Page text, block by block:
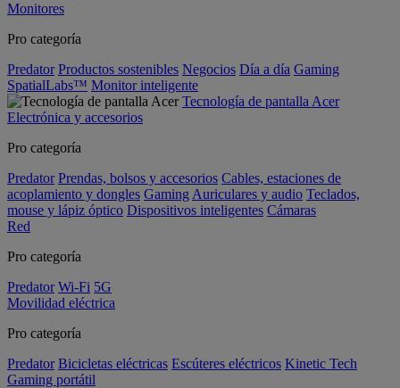
Monitores
Pro categoría
Predator Productos sostenibles Negocios Día a día Gaming
SpatialLabs™ Monitor inteligente
Tecnología de pantalla Acer
Electrónica y accesorios
Pro categoría
Predator Prendas, bolsos y accesorios Cables, estaciones de
acoplamiento y dongles Gaming Auriculares y audio Teclados,
mouse y lápiz óptico Dispositivos inteligentes Cámaras
Red
Pro categoría
Predator Wi-Fi 5G
Movilidad eléctrica
Pro categoría
Predator Bicicletas eléctricas Escúteres eléctricos Kinetic Tech
Gaming portátil